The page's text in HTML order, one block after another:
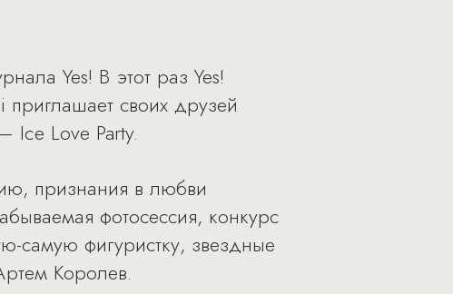
Yes! В этот раз Yes!
своих друзей
Ice Love Party.
признания в любви
фотосессия, конкурс
самую фигуристку, звездные
Королев.